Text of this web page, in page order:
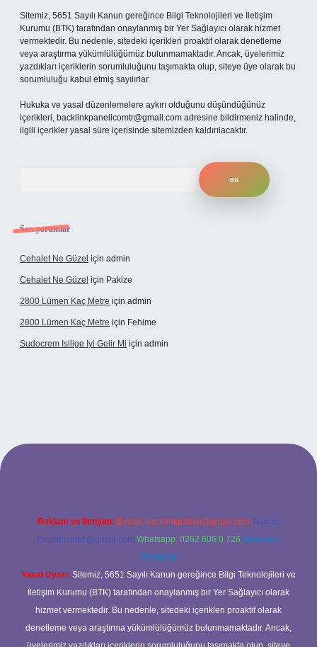
Sitemiz, 5651 Sayılı Kanun gereğince Bilgi Teknolojileri ve İletişim
Kurumu (BTK) tarafından onaylanmış bir Yer Sağlayıcı olarak hizmet
vermektedir. Bu nedenle, sitedeki içerikleri proaktif olarak denetleme
veya araştırma yükümlülüğümüz bulunmamaktadır. Ancak, üyelerimiz
yazdıkları içeriklerin sorumluluğunu taşımakta olup, siteye üye olarak bu
sorumluluğu kabul etmiş sayılırlar.
Hukuka ve yasal düzenlemelere aykırı olduğunu düşündüğünüz
içerikleri, backlinkpanelicomtr@gmail.com adresine bildirmeniz halinde,
ilgili içerikler yasal süre içerisinde sitemizden kaldırılacaktır.
Son yorumlar
Cehalet Ne Güzel için admin
Cehalet Ne Güzel için Pakize
2800 Lümen Kaç Metre için admin
2800 Lümen Kaç Metre için Fehime
Sudocrem Isilige Iyi Gelir Mi için admin
bet giriş
Reklam ve İletişim: E-mail: backlinkpaneli@gmail.com Teams:
forumhizmeti@gmail.com Whatsapp: 0262 606 0 726 Telegram:
@karabul
Yasal Uyarı: Sitemiz, 5651 Sayılı Kanun gereğince Bilgi Teknolojileri ve
İletişim Kurumu (BTK) tarafından onaylanmış bir Yer Sağlayıcı olarak
hizmet vermektedir. Bu nedenle, sitedeki içerikleri proaktif olarak
denetleme veya araştırma yükümlülüğümüz bulunmamaktadır. Ancak,